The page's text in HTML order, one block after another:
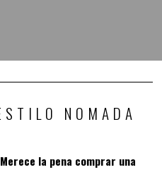
NOMADA
la pena comprar una